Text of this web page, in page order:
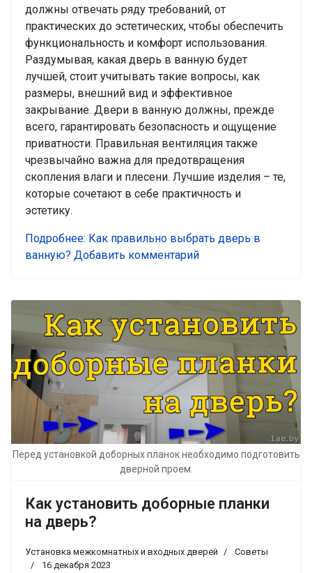
должны отвечать ряду требований, от
практических до эстетических, чтобы обеспечить
функциональность и комфорт использования.
Раздумывая, какая дверь в ванную будет
лучшей, стоит учитывать такие вопросы, как
размеры, внешний вид и эффективное
закрывание. Двери в ванную должны, прежде
всего, гарантировать безопасность и ощущение
приватности. Правильная вентиляция также
чрезвычайно важна для предотвращения
скопления влаги и плесени. Лучшие изделия – те,
которые сочетают в себе практичность и
эстетику.
Подробнее: Как правильно выбрать дверь в
ванную? Добавить комментарий
Перед установкой доборных планок необходимо подготовить
дверной проем.
Как установить доборные планки
на дверь?
Установка межкомнатных и входных дверей
Советы
16 декабря 2023